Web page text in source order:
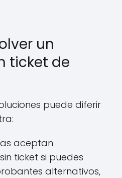
un
ticket de
puede diferir
aceptan
ticket si puedes
alternativos,